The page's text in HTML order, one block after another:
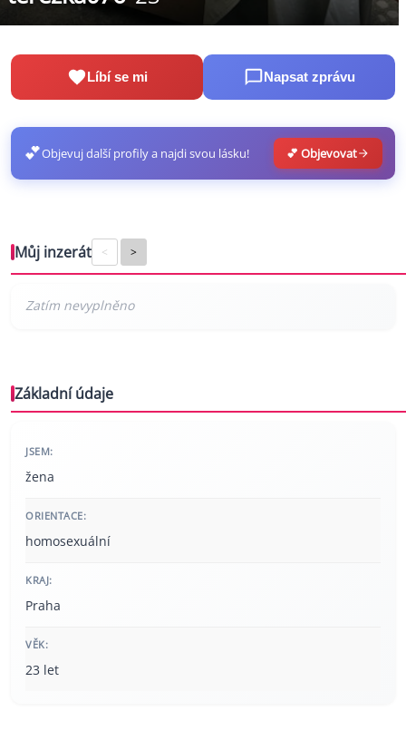
Líbí se mi Napsat zprávu
💕Objevuj další profily a najdi svou lásku! 💕 Objevovat
Můj inzerát < >
Základní údaje
JSEM:
žena
ORIENTACE:
homosexuální
KRAJ:
Praha
VĚK:
23 let